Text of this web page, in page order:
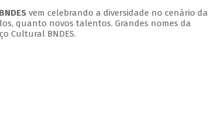
vem celebrando a diversidade no cenário da
quanto novos talentos. Grandes nomes da
Cultural BNDES.